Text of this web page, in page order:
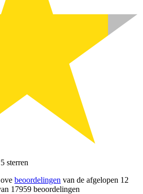
sterren
beoordelingen van de afgelopen 12
17959 beoordelingen